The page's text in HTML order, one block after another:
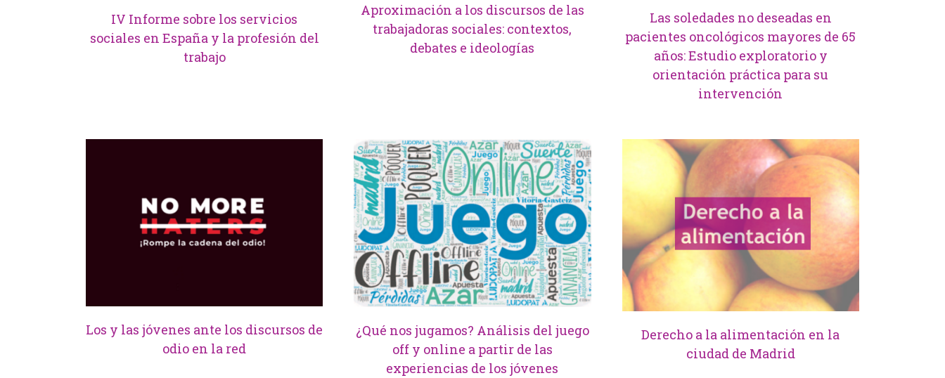
IV Informe sobre los servicios
sociales en España y la profesión del
trabajo
Aproximación a los discursos de las
trabajadoras sociales: contextos,
debates e ideologías
Las soledades no deseadas en
pacientes oncológicos mayores de 65
años: Estudio exploratorio y
orientación práctica para su
intervención
Los y las jóvenes ante los discursos de
odio en la red
¿Qué nos jugamos? Análisis del juego
off y online a partir de las
experiencias de los jóvenes
Derecho a la alimentación en la
ciudad de Madrid